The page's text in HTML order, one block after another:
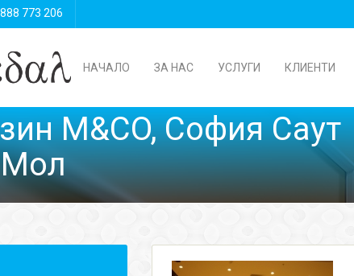
773 206
НАЧАЛО ЗА НАС УСЛУГИ КЛИЕНТИ
M&CO, София Саут
Мол